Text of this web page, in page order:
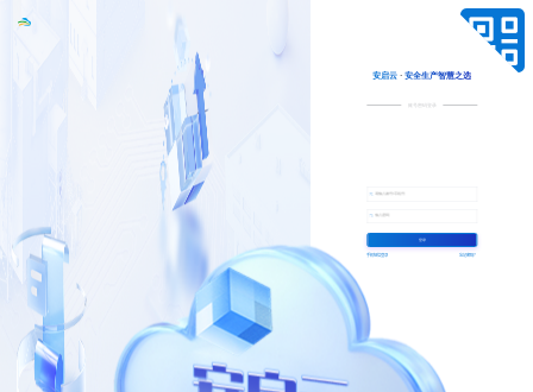
安启云 ·安全生产智慧之选
登录
手机短信登录 忘记密码？